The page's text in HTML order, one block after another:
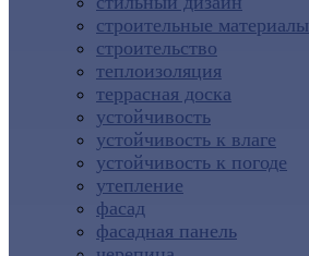
строительные материалы
строительство
теплоизоляция
террасная доска
устойчивость
устойчивость к влаге
устойчивость к погоде
утепление
фасад
фасадная панель